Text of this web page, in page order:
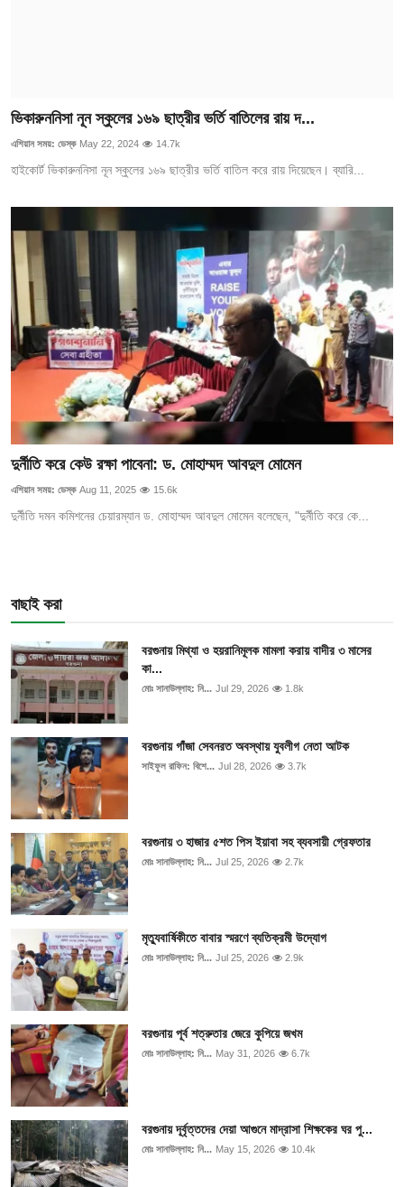
ভিকারুননিসা নূন স্কুলের ১৬৯ ছাত্রীর ভর্তি বাতিলের রায় দ...
এশিয়ান সময়: ডেস্ক May 22, 2024 14.7k
হাইকোর্ট ভিকারুননিসা নূন স্কুলের ১৬৯ ছাত্রীর ভর্তি বাতিল করে রায় দিয়েছেন। ব্যারি...
দুর্নীতি করে কেউ রক্ষা পাবেনা: ড. মোহাম্মদ আবদুল মোমেন
এশিয়ান সময়: ডেস্ক Aug 11, 2025 15.6k
দুর্নীতি দমন কমিশনের চেয়ারম্যান ড. মোহাম্মদ আবদুল মোমেন বলেছেন, "দুর্নীতি করে কে...
বাছাই করা
বরগুনায় মিথ্যা ও হয়রানিমূলক মামলা করায় বাদীর ৩ মাসের
কা...
মোঃ সানাউল্লাহ: নি... Jul 29, 2026 1.8k
বরগুনায় গাঁজা সেবনরত অবস্থায় যুবলীগ নেতা আটক
সাইফুল রাফিন: বিশে... Jul 28, 2026 3.7k
বরগুনায় ৩ হাজার ৫শত পিস ইয়াবা সহ ব্যবসায়ী গ্রেফতার
মোঃ সানাউল্লাহ: নি... Jul 25, 2026 2.7k
মৃত্যুবার্ষিকীতে বাবার স্মরণে ব্যতিক্রমী উদ্যোগ
মোঃ সানাউল্লাহ: নি... Jul 25, 2026 2.9k
বরগুনায় পূর্ব শত্রুতার জেরে কুপিয়ে জখম
মোঃ সানাউল্লাহ: নি... May 31, 2026 6.7k
বরগুনায় দূর্বৃত্তদের দেয়া আগুনে মাদ্রাসা শিক্ষকের ঘর পু...
মোঃ সানাউল্লাহ: নি... May 15, 2026 10.4k